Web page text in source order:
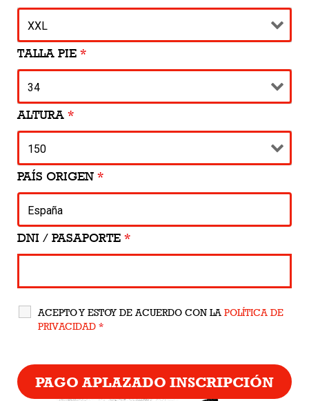
TALLA PIE *
ALTURA *
PAÍS ORIGEN *
DNI / PASAPORTE *
ACEPTO Y ESTOY DE ACUERDO CON LA POLÍTICA DE
PRIVACIDAD *